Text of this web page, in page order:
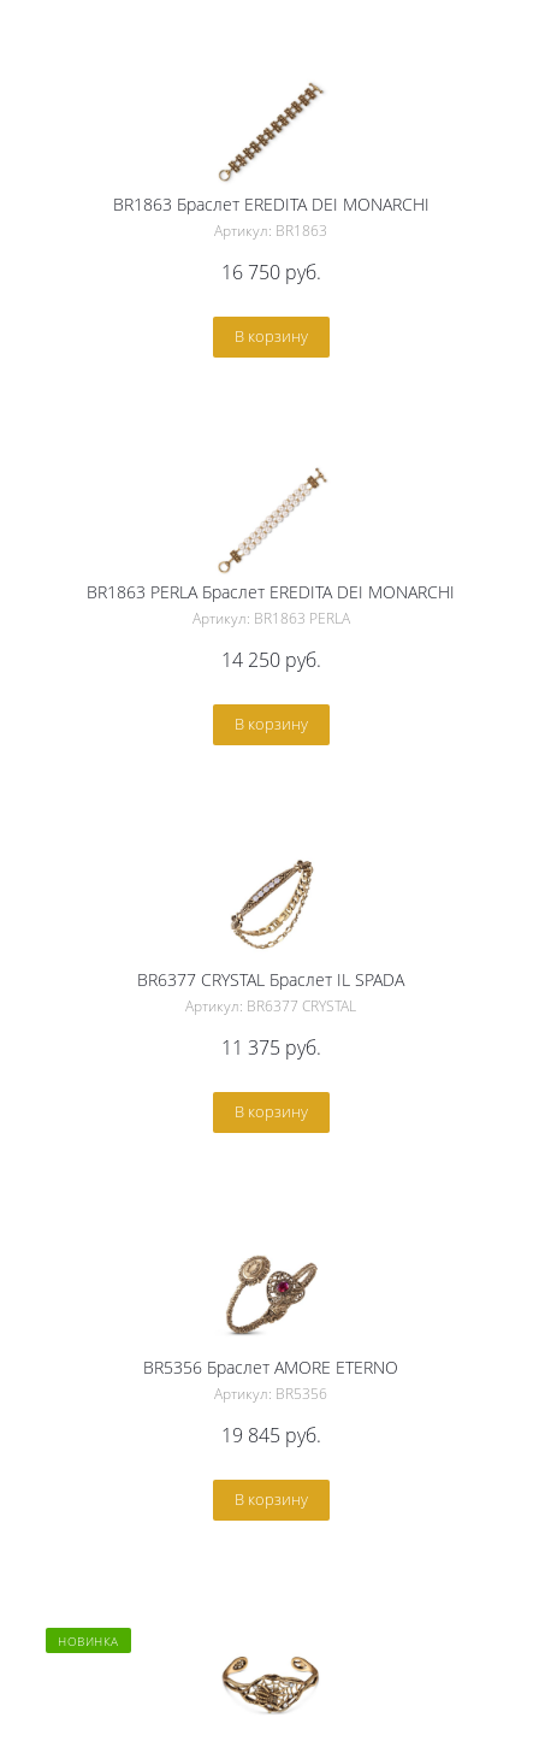
BR1863 Браслет EREDITA DEI MONARCHI
Артикул: BR1863
16 750руб.
В корзину
BR1863 PERLA Браслет EREDITA DEI MONARCHI
Артикул: BR1863 PERLA
14 250руб.
В корзину
BR6377 CRYSTAL Браслет IL SPADA
Артикул: BR6377 CRYSTAL
11 375 руб.
В корзину
BR5356 Браслет AMORE ETERNO
Артикул: BR5356
19 845 руб.
В корзину
НОВИНКА